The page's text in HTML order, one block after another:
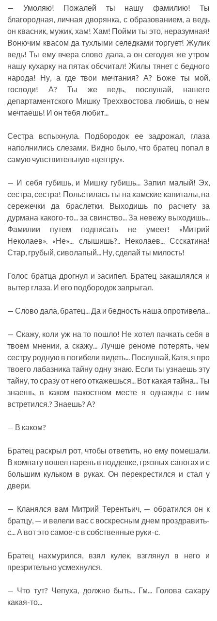
— Умоляю! Пожалей ты нашу фамилию! Ты
благородная, личная дворянка, с образованием, а ведь
он квасник, мужик, хам! Хам! Пойми ты это, неразумная!
Вонючим квасом да тухлыми селедками торгует! Жулик
ведь! Ты ему вчера слово дала, а он сегодня же утром
нашу кухарку на пятак обсчитал! Жилы тянет с бедного
народа! Ну, а где твои мечтания? А? Боже ты мой,
господи! А? Ты же ведь, послушай, нашего
департаментского Мишку Треххвостова любишь, о нем
мечтаешь! И он тебя любит...
Сестра вспыхнула. Подбородок ее задрожал, глаза
наполнились слезами. Видно было, что братец попал в
самую чувствительную «центру».
— И себя губишь, и Мишку губишь... Запил малый! Эх,
сестра, сестра! Польстилась ты на хамские капиталы, на
сережечки да браслетки. Выходишь по расчету за
дурмана какого-то... за свинство... За невежу выходишь...
Фамилии путем подписать не умеет! «Митрий
Неколаев». «Не»... слышишь?.. Неколаев... Ссскатина!
Стар, грубый, сиволапый... Ну, сделай ты милость!
Голос братца дрогнул и засипел. Братец закашлялся и
вытер глаза. И его подбородок запрыгал.
— Слово дала, братец... Да и бедность наша опротивела...
— Скажу, коли уж на то пошло! Не хотел пачкать себя в
твоем мнении, а скажу... Лучше реноме потерять, чем
сестру родную в погибели видеть... Послушай, Катя, я про
твоего лабазника тайну одну знаю. Если ты узнаешь эту
тайну, то сразу от него откажешься... Вот какая тайна... Ты
знаешь, в каком пакостном месте я однажды с ним
встретился.? Знаешь? А?
— В каком?
Братец раскрыл рот, чтобы ответить, но ему помешали.
В комнату вошел парень в поддевке, грязных сапогах и с
большим кульком в руках. Он перекрестился и стал у
двери.
— Кланялся вам Митрий Терентьич, — обратился он к
братцу, — и велели вас с воскресным днем проздравить-
с... А вот это самое-с в собственные руки-с.
Братец нахмурился, взял кулек, взглянул в него и
презрительно усмехнулся.
— Что тут? Чепуха, должно быть... Гм... Голова сахару
какая-то...